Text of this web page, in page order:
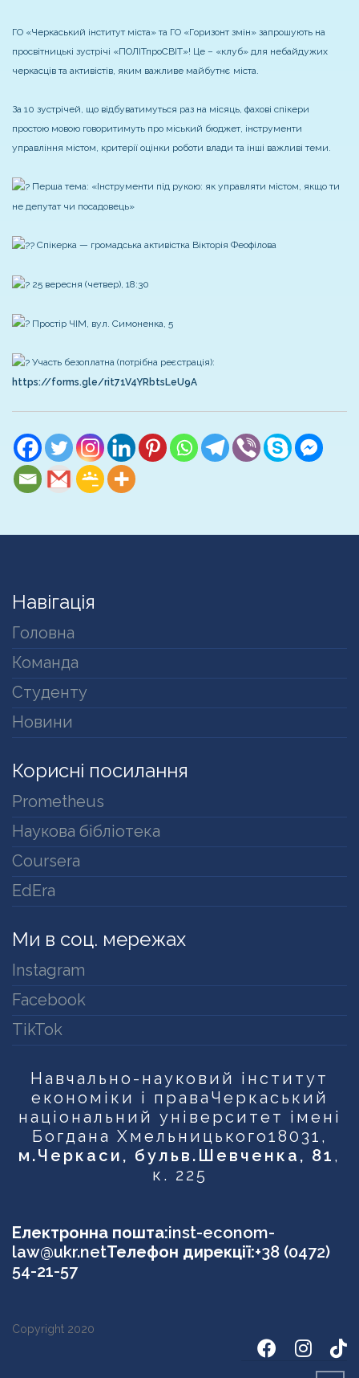
ГО «Черкаський інститут міста» та ГО «Горизонт змін» запрошують на
просвітницькі зустрічі «ПОЛІТпроСВІТ»! Це – «клуб» для небайдужих
черкасців та активістів, яким важливе майбутнє міста.
За 10 зустрічей, що відбуватимуться раз на місяць, фахові спікери
простою мовою говоритимуть про міський бюджет, інструменти
управління містом, критерії оцінки роботи влади та інші важливі теми.
Перша тема: «Інструменти під рукою: як управляти містом, якщо ти
не депутат чи посадовець»
Спікерка — громадська активістка Вікторія Феофілова
25 вересня (четвер), 18:30
Простір ЧІМ, вул. Симоненка, 5
Участь безоплатна (потрібна реєстрація):
https://forms.gle/rit71V4YRbtsLeU9A
Навігація
Головна
Команда
Студенту
Новини
Корисні посилання
Prometheus
Наукова бібліотека
Coursera
EdEra
Ми в соц. мережах
Instagram
Facebook
TikTok
Навчально-науковий інститут
економіки і права Черкаський
національний університет імені
Богдана Хмельницького18031,
м.Черкаси, бульв.Шевченка, 81 ,
к. 225
Електронна пошта:inst-econom-
law@ukr.netТелефон дирекції:+38 (0472)
54-21-57
Copyright 2020